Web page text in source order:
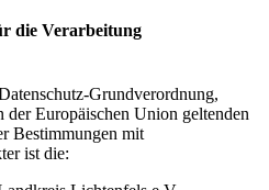
die Verarbeitung
Grundverordnung,
der Europäischen Union geltenden
Bestimmungen mit
ist die: